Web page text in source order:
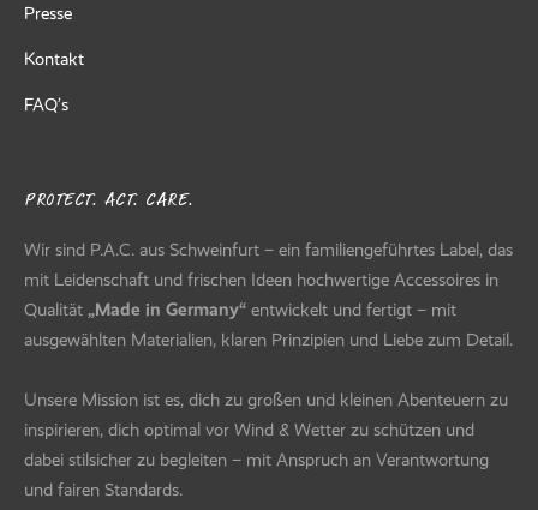
Presse
Kontakt
FAQ’s
PROTECT. ACT. CARE.
Wir sind P.A.C. aus Schweinfurt – ein familiengeführtes Label, das
mit Leidenschaft und frischen Ideen hochwertige Accessoires in
Qualität „Made in Germany“ entwickelt und fertigt – mit
ausgewählten Materialien, klaren Prinzipien und Liebe zum Detail.
Unsere Mission ist es, dich zu großen und kleinen Abenteuern zu
inspirieren, dich optimal vor Wind & Wetter zu schützen und
dabei stilsicher zu begleiten – mit Anspruch an Verantwortung
und fairen Standards.